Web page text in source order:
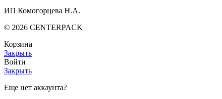
ИП Комогорцева Н.А.
© 2026 CENTERPACK
Корзина
Закрыть
Войти
Закрыть
Еще нет аккаунта?